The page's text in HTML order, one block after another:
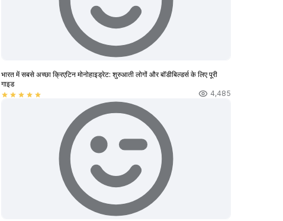
भारत में सबसे अच्छा क्रिएटिन मोनोहाइड्रेट: शुरुआती लोगों और बॉडीबिल्डर्स के लिए पूरी
गाइड
star star star star star 4,485